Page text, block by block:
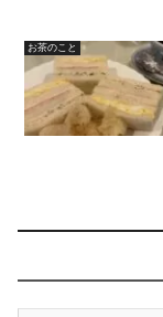
お茶のこと